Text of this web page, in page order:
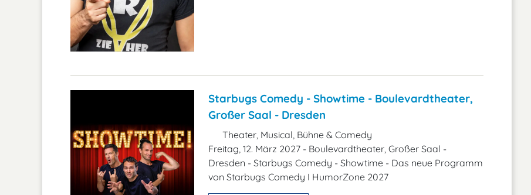
Starbugs Comedy - Showtime - Boulevardtheater,
Großer Saal - Dresden
Theater, Musical, Bühne & Comedy
Freitag, 12. März 2027 - Boulevardtheater, Großer Saal -
Dresden - Starbugs Comedy - Showtime - Das neue Programm
von Starbugs Comedy I HumorZone 2027